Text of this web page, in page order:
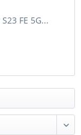
FE 5G...